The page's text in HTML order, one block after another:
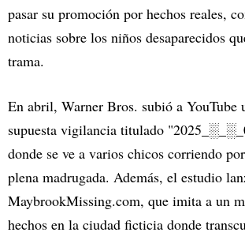
pasar su promoción por hechos reales,
noticias sobre los niños desaparecidos
trama.
En abril, Warner Bros. subió a YouTube
supuesta vigilancia titulado
donde se ve a varios chicos corriendo
plena madrugada. Además, el estudio
MaybrookMissing.com, que imita a un
hechos en la ciudad ficticia donde